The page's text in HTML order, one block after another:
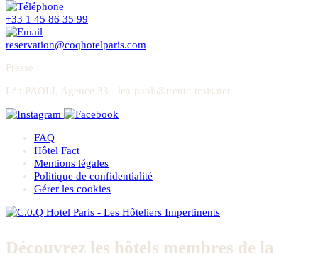
+33 1 45 86 35 99
reservation@coqhotelparis.com
Presse :
Léa PAOLI, Agence 33 - lea-paoli@trente-trois.net
FAQ
Hôtel Fact
Mentions légales
Politique de confidentialité
Gérer les cookies
Découvrez les hôtels membres de la